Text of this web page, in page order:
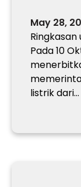
May 28,
Pada 10
listrik dari…